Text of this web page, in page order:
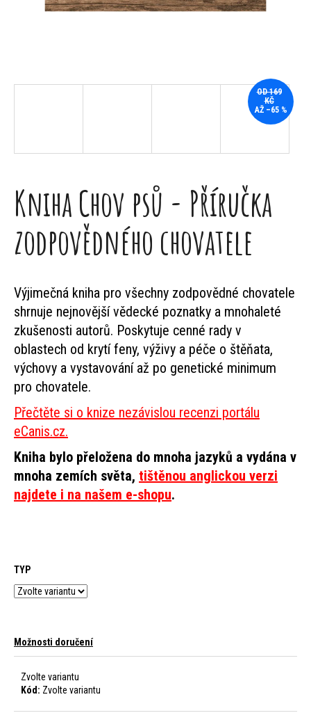
Kniha Chov psů - Příručka
zodpovědného chovatele
Výjimečná kniha pro všechny zodpovědné chovatele
shrnuje nejnovější vědecké poznatky a mnohaleté
zkušenosti autorů. Poskytuje cenné rady v
oblastech od krytí feny, výživy a péče o štěňata,
výchovy a vystavování až po genetické minimum
pro chovatele.
Přečtěte si o knize nezávislou recenzi portálu
eCanis.cz.
Kniha bylo přeložena do mnoha jazyků a vydána v
mnoha zemích světa, tištěnou anglickou verzi
najdete i na našem e-shopu.
TYP
Možnosti doručení
Zvolte variantu
Kód: Zvolte variantu
OD 169
KČ
AŽ –65 %
e
a
í
t
?
HLEDAT
D
o
p
o
r
u
j
m
e